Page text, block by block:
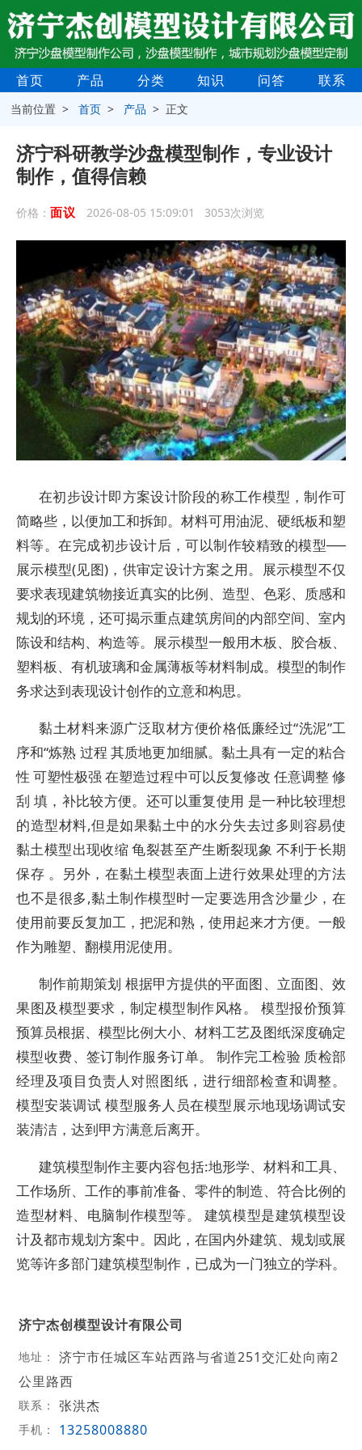
首页 产品 分类 知识 问答 联系
当前位置 >首页 > 产品 > 正文
济宁科研教学沙盘模型制作，专业设计
制作，值得信赖
价格： 面议 2026-08-05 15:09:01 3053次浏览
在初步设计即方案设计阶段的称工作模型，制作可
简略些，以便加工和拆卸。材料可用油泥、硬纸板和塑
料等。在完成初步设计后，可以制作较精致的模型──
展示模型(见图)，供审定设计方案之用。展示模型不仅
要求表现建筑物接近真实的比例、造型、色彩、质感和
规划的环境，还可揭示重点建筑房间的内部空间、室内
陈设和结构、构造等。展示模型一般用木板、胶合板、
塑料板、有机玻璃和金属薄板等材料制成。模型的制作
务求达到表现设计创作的立意和构思。
黏土材料来源广泛取材方便价格低廉经过“洗泥”工
序和“炼熟 过程 其质地更加细腻。黏土具有一定的粘合
性 可塑性极强 在塑造过程中可以反复修改 任意调整 修
刮 填，补比较方便。还可以重复使用 是一种比较理想
的造型材料,但是如果黏土中的水分失去过多则容易使
黏土模型出现收缩 龟裂甚至产生断裂现象 不利于长期
保存 。另外，在黏土模型表面上进行效果处理的方法
也不是很多,黏土制作模型时一定要选用含沙量少，在
使用前要反复加工，把泥和熟，使用起来才方便。一般
作为雕塑、翻模用泥使用。
制作前期策划 根据甲方提供的平面图、立面图、效
果图及模型要求，制定模型制作风格。 模型报价预算
预算员根据、模型比例大小、材料工艺及图纸深度确定
模型收费、签订制作服务订单。 制作完工检验 质检部
经理及项目负责人对照图纸，进行细部检查和调整。
模型安装调试 模型服务人员在模型展示地现场调试安
装清洁，达到甲方满意后离开。
建筑模型制作主要内容包括:地形学、材料和工具、
工作场所、工作的事前准备、零件的制造、符合比例的
造型材料、电脑制作模型等。 建筑模型是建筑模型设
计及都市规划方案中。因此，在国内外建筑、规划或展
览等许多部门建筑模型制作，已成为一门独立的学科。
济宁杰创模型设计有限公司
地址：
济宁市任城区车站西路与省道251交汇处向南2
公里路西
联系： 张洪杰
手机： 13258008880